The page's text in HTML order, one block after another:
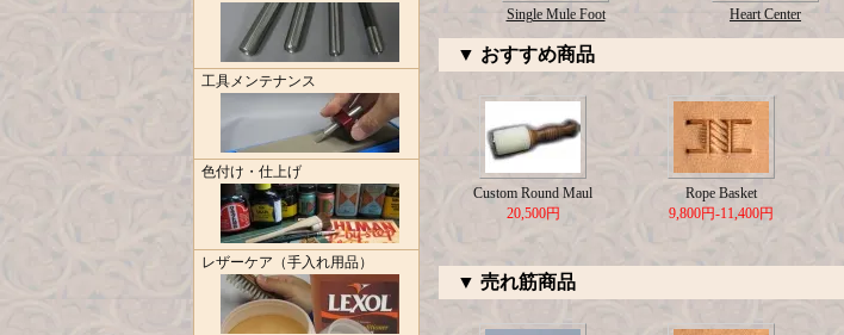
工具メンテナンス
色付け・仕上げ
レザーケア（手入れ用品）
Single Mule Foot Heart Center
▼ おすすめ商品
Custom Round Maul
20,500円
Rope Basket
9,800円-11,400円
▼ 売れ筋商品